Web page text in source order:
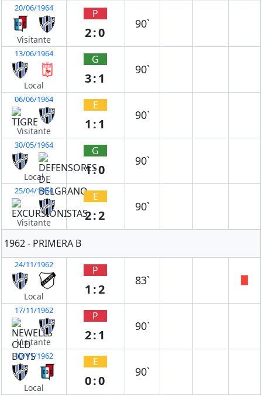
20/06/1964
Visitante
P
2:0
90`
13/06/1964
Local
G
3:1
90`
06/06/1964
Visitante
E
1:1
90`
30/05/1964
Local
G
1:0
90`
25/04/1964
Visitante
E
2:2
90`
1962 - PRIMERA B
24/11/1962
Local
P
1:2
83`
17/11/1962
Visitante
P
2:1
90`
10/11/1962
Local
E
0:0
90`